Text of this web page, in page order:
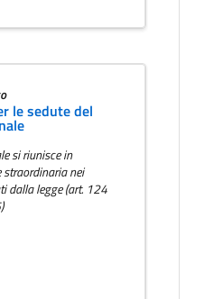
le sedute del
si riunisce in
nei
dalla legge (art. 124